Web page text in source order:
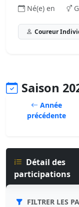
Né(e) en
Coureur
Saison
Année
précédente
Détail des
participations
FILTRER LES